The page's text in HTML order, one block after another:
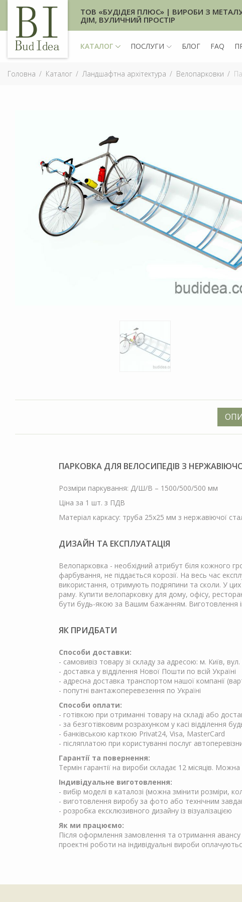
ТОВ «БУДІДЕЯ ПЛЮС» | ВИРОБИ З
ДІМ, ВУЛИЧНИЙ ПРОСТІР
КАТАЛОГ ПОСЛУГИ БЛОГ FAQ
Головна Каталог Ландшафтна архітектура Велопарковки
ПАРКОВКА ДЛЯ ВЕЛОСИПЕДІВ З
Розміри паркування: Д/Ш/В – 1500/500/500 мм
Ціна за 1 шт. з ПДВ
Матеріал каркасу: труба 25х25 мм з нержавіючої
ДИЗАЙН ТА ЕКСПЛУАТАЦІЯ
Велопарковка - необхідний атрибут біля кожного
фарбування, не піддається корозії. На весь час
використання, отримують подряпини та сколи. У
раму. Купити велопарковку для дому, офісу,
бути будь-якою за Вашим бажанням. Виготовлення
ЯК ПРИДБАТИ
Способи доставки:
- самовивіз товару зі складу за адресою: м. Київ,
- доставка у відділення Нової Пошти по всій Україні
- адресна доставка транспортом нашої компанії
- попутні вантажоперевезення по Україні
Способи оплати:
- готівкою при отриманні товару на складі або
- за безготівковим розрахунком у касі відділення
- банківською карткою Privat24, Visa, MasterCard
- післяплатою при користуванні послуг
Гарантії та повернення:
Термін гарантії на вироби складає 12 місяців.
Індивідуальне виготовлення:
- вибір моделі в каталозі (можна змінити розміри,
- виготовлення виробу за фото або технічним
- розробка ексклюзивного дизайну із візуалізацією
Як ми працюємо:
Після оформлення замовлення та отримання авансу
проектні роботи на індивідуальні вироби